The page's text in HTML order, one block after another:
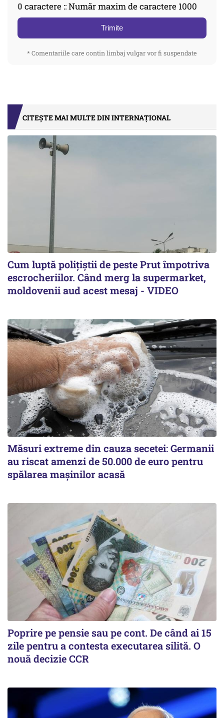
0 caractere :: Număr maxim de caractere 1000
Trimite
* Comentariile care contin limbaj vulgar vor fi suspendate
CITEȘTE MAI MULTE DIN INTERNAȚIONAL
Cum luptă polițiștii de peste Prut împotriva
escrocheriilor. Când merg la supermarket,
moldovenii aud acest mesaj - VIDEO
Măsuri extreme din cauza secetei: Germanii
au riscat amenzi de 50.000 de euro pentru
spălarea mașinilor acasă
Poprire pe pensie sau pe cont. De când ai 15
zile pentru a contesta executarea silită. O
nouă decizie CCR